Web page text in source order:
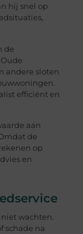
hij snel op
de
andere sloten
efficiënt en
aan
de
op
en
wachten.
schade na